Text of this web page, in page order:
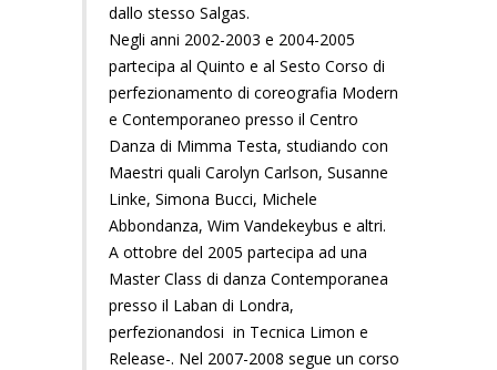
dallo stesso Salgas.
Negli anni 2002-2003 e 2004-2005
partecipa al Quinto e al Sesto Corso di
perfezionamento di coreografia Modern
e Contemporaneo presso il Centro
Danza di Mimma Testa, studiando con
Maestri quali Carolyn Carlson, Susanne
Linke, Simona Bucci, Michele
Abbondanza, Wim Vandekeybus e altri.
A ottobre del 2005 partecipa ad una
Master Class di danza Contemporanea
presso il Laban di Londra,
perfezionandosi in Tecnica Limon e
Release-. Nel 2007-2008 segue un corso